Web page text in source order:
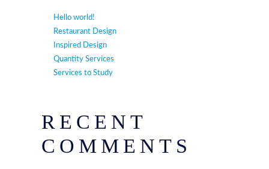
Hello world!
Restaurant Design
Inspired Design
Quantity Services
Services to Study
RECENT
COMMENTS